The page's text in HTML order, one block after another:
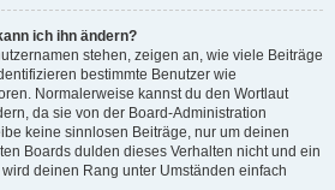
ich ihn ändern?
stehen, zeigen an, wie viele Beiträge
bestimmte Benutzer wie
Normalerweise kannst du den Wortlaut
da sie von der Board-Administration
keine sinnlosen Beiträge, nur um deinen
Boards dulden dieses Verhalten nicht und ein
deinen Rang unter Umständen einfach